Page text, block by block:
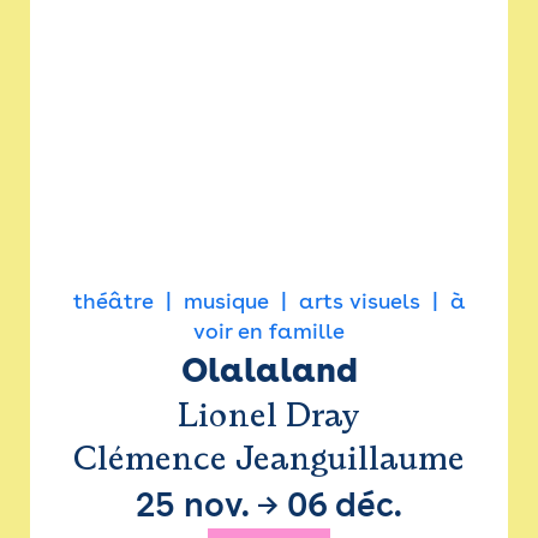
théâtre musique arts visuels
à
voir en famille
Olalaland
Lionel Dray
Clémence Jeanguillaume
25 nov. → 06 déc.